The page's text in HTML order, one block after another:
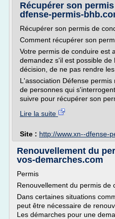
Récupérer son
dfense-permis-
Récupérer son permis de
Comment récupérer son
Votre permis de conduire est
demandez s'il est possible
décision, de ne pas rendre les
L'association Défense
de personnes qui
suivre pour récupérer son
Lire la suite
Site : http://www.xn--dfense-
Renouvellement du
vos-demarches.com
Permis
Renouvellement du permis de
Dans certaines situations
peut être nécessaire de
Les démarches pour une